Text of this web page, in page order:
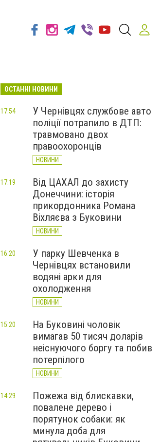
ОСТАННІ НОВИНИ
У Чернівцях службове авто
поліції потрапило в ДТП:
травмовано двох
правоохоронців
НОВИНИ
17:54
Від ЦАХАЛ до захисту
Донеччини: історія
прикордонника Романа
Віхляєва з Буковини
НОВИНИ
17:19
У парку Шевченка в
Чернівцях встановили
водяні арки для
охолодження
НОВИНИ
16:20
На Буковині чоловік
вимагав 50 тисяч доларів
неіснуючого боргу та побив
потерпілого
НОВИНИ
15:20
Пожежа від блискавки,
повалене дерево і
порятунок собаки: як
минула доба для
14:29